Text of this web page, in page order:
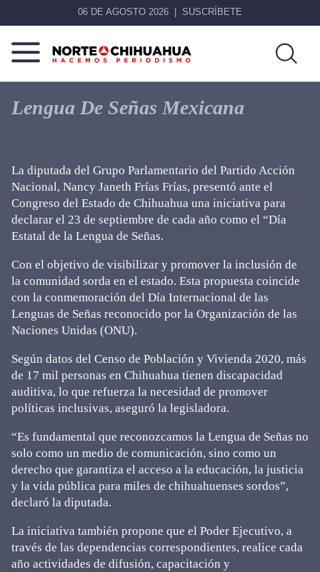
06 DE AGOSTO 2026 SUSCRÍBETE
Norte
Chihuahua
Más
que
noticias,
Lengua De Señas Mexicana
La diputada del Grupo Parlamentario del Partido Acción
Nacional, Nancy Janeth Frías Frías, presentó ante el
Congreso del Estado de Chihuahua una iniciativa para
declarar el 23 de septiembre de cada año como el “Día
Estatal de la Lengua de Señas.
Con el objetivo de visibilizar y promover la inclusión de
la comunidad sorda en el estado. Esta propuesta coincide
con la conmemoración del Día Internacional de las
Lenguas de Señas reconocido por la Organización de las
Naciones Unidas (ONU).
Según datos del Censo de Población y Vivienda 2020, más
de 17 mil personas en Chihuahua tienen discapacidad
auditiva, lo que refuerza la necesidad de promover
políticas inclusivas, aseguró la legisladora.
“Es fundamental que reconozcamos la Lengua de Señas no
solo como un medio de comunicación, sino como un
derecho que garantiza el acceso a la educación, la justicia
y la vida pública para miles de chihuahuenses sordos”,
declaró la diputada.
La iniciativa también propone que el Poder Ejecutivo, a
través de las dependencias correspondientes, realice cada
año actividades de difusión, capacitación y